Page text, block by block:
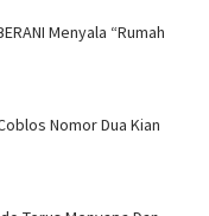
Menyala “Rumah
Nomor Dua Kian